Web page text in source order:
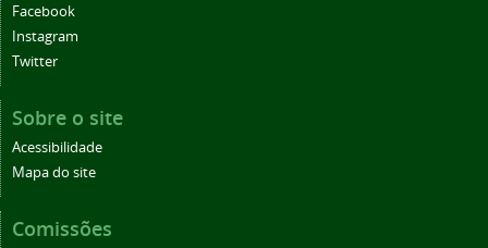
Facebook
Instagram
Twitter
Sobre o site
Acessibilidade
Mapa do site
Comissões